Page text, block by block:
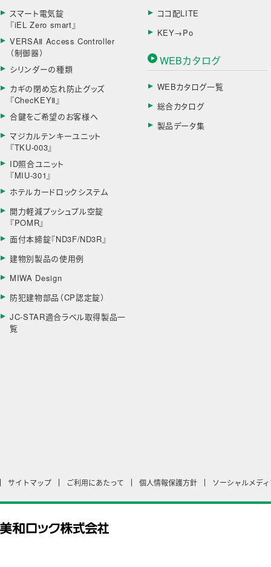
スマート電気錠
『iEL Zero smart』
VERSAⅡ Access Controller
（制御器）
シリンダーの種類
カギの閉め忘れ防止グッズ
『ChecKEYⅡ』
合鍵をご希望のお客様へ
マジカルテンキーユニット
『TKU-003』
ID照合ユニット
『MIU-301』
ホテルカードロックシステム
開力軽減プッシュプル空錠
『POMR』
面付本締錠『ND3F/ND3R』
建物別製品の使用例
MIWA Design
防犯建物部品（CP認定錠）
JC-STAR適合ラベル取得製品一
覧
ココ配LITE
KEY→Po
WEBカタログ
WEBカタログ一覧
総合カタログ
製品データ集
サイトマップ ご利用にあたって 個人情報保護方針 ソーシャルメデ